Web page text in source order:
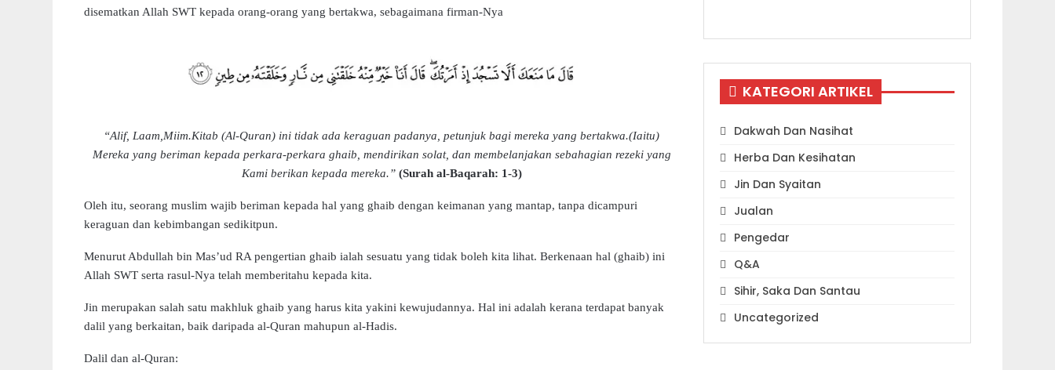
disematkan Allah SWT kepada orang-orang yang bertakwa, sebagaimana firman-Nya
“Alif, Laam,Miim.Kitab (Al-Quran) ini tidak ada keraguan padanya, petunjuk bagi mereka yang bertakwa.(Iaitu)
Mereka yang beriman kepada perkara-perkara ghaib, mendirikan solat, dan membelanjakan sebahagian rezeki yang
Kami berikan kepada mereka.” (Surah al-Baqarah: 1-3)
Oleh itu, seorang muslim wajib beriman kepada hal yang ghaib dengan keimanan yang mantap, tanpa dicampuri
keraguan dan kebimbangan sedikitpun.
Menurut Abdullah bin Mas’ud RA pengertian ghaib ialah sesuatu yang tidak boleh kita lihat. Berkenaan hal (ghaib) ini
Allah SWT serta rasul-Nya telah memberitahu kepada kita.
Jin merupakan salah satu makhluk ghaib yang harus kita yakini kewujudannya. Hal ini adalah kerana terdapat banyak
dalil yang berkaitan, baik daripada al-Quran mahupun al-Hadis.
Dalil dan al-Quran:
KATEGORI ARTIKEL
Dakwah Dan Nasihat
Herba Dan Kesihatan
Jin Dan Syaitan
Jualan
Pengedar
Q&A
Sihir, Saka Dan Santau
Uncategorized